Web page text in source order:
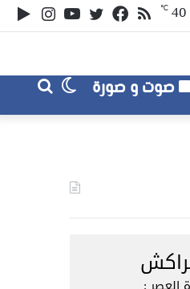
يوتيوبتويتر
فيسبوكملخص
الموقع
40
℃
صوت و صورة
بحث
عن
الوضع
المظلم